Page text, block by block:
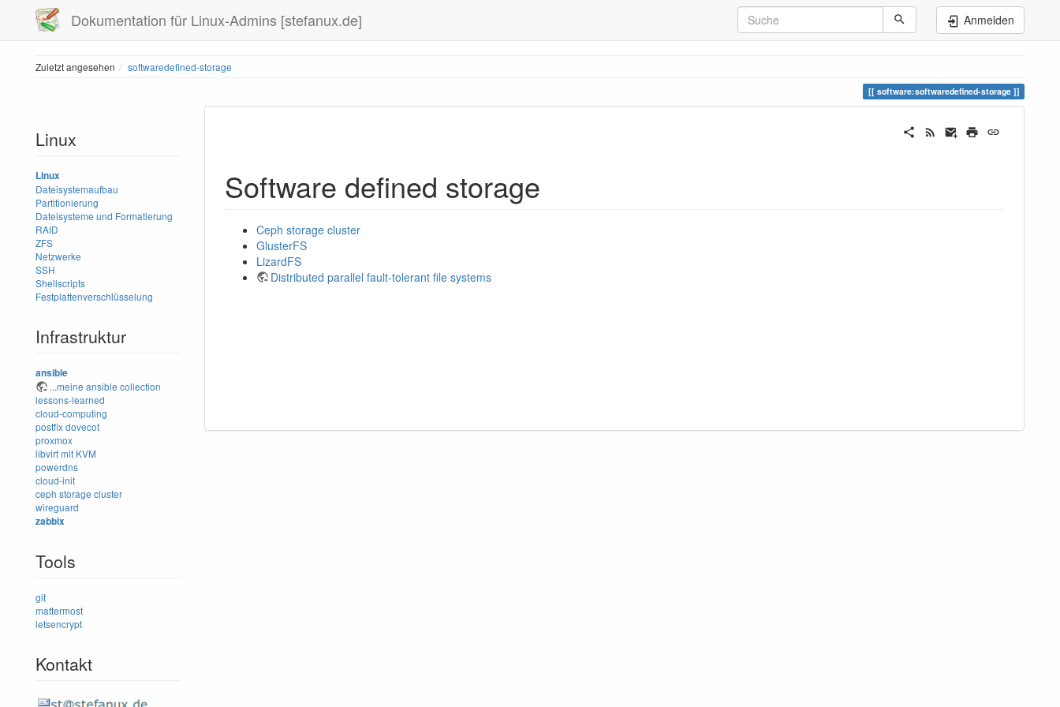
Dokumentation für Linux-Admins [stefanux.de] Anmelden
Zuletzt angesehen softwaredefined-storage
software:softwaredefined-storage
Linux
Linux
Dateisystemaufbau
Partitionierung
Dateisysteme und Formatierung
RAID
ZFS
Netzwerke
SSH
Shellscripts
Festplattenverschlüsselung
Infrastruktur
ansible
...meine ansible collection
lessons-learned
cloud-computing
postfixdovecot
proxmox
libvirt mit KVM
powerdns
cloud-init
ceph storage cluster
wireguard
zabbix
Tools
git
mattermost
letsencrypt
Kontakt
Software defined storage
Ceph storage cluster
GlusterFS
LizardFS
Distributed parallel fault-tolerant file systems